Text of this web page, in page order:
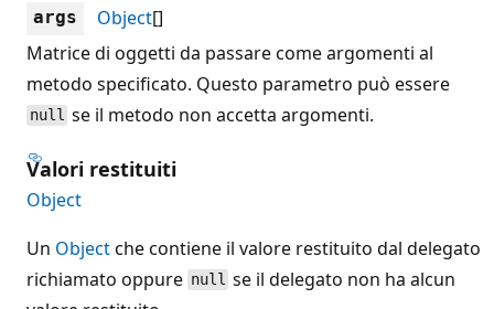
args Object[]
Matrice di oggetti da passare come argomenti al
metodo specificato. Questo parametro può essere
null se il metodo non accetta argomenti.
Valori restituiti
Object
Un Objectche contiene il valore restituito dal delegato
richiamato oppure null se il delegato non ha alcun